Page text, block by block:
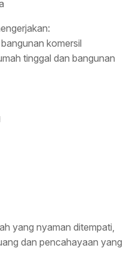
komersil
tinggal dan bangunan
yang nyaman ditempati,
dan pencahayaan yang